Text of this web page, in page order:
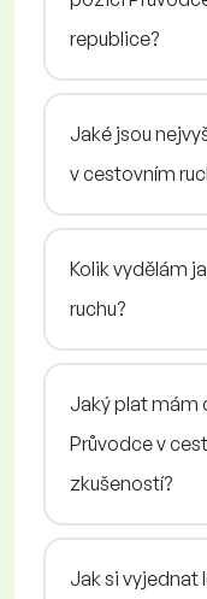
republice?
Jaké jsou
v cestovním
Kolik vydělám
ruchu?
Jaký plat mám
Průvodce v
zkušeností?
Jak si vyjednat